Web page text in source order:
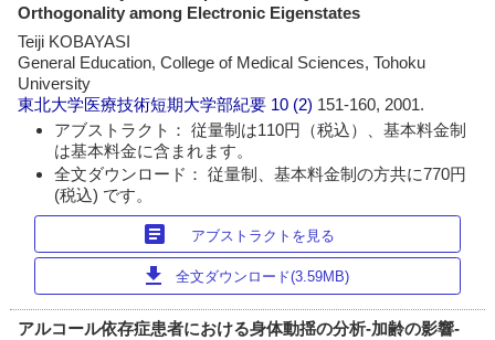
Orthogonality among Electronic Eigenstates
Teiji KOBAYASI
General Education, College of Medical Sciences, Tohoku
University
東北大学医療技術短期大学部紀要 10 (2) 151-160, 2001.
アブストラクト： 従量制は110円（税込）、基本料金制
は基本料金に含まれます。
全文ダウンロード： 従量制、基本料金制の方共に770円
(税込) です。
article アブストラクトを見る
download 全文ダウンロード(3.59MB)
アルコール依存症患者における身体動揺の分析‐加齢の影響‐